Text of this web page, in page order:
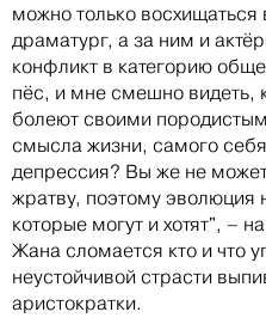
можно только восхищаться
драматург, а за ним и
конфликт в категорию
пёс, и мне смешно видеть,
болеют своими
смысла жизни, самого
депрессия? Вы же не
жратву, поэтому эволюция
которые могут и хотят", –
Жана сломается кто и что
неустойчивой страсти
аристократки.